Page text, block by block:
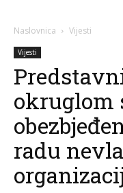
Naslovnica Vijesti
Vijesti
okruglom
radu